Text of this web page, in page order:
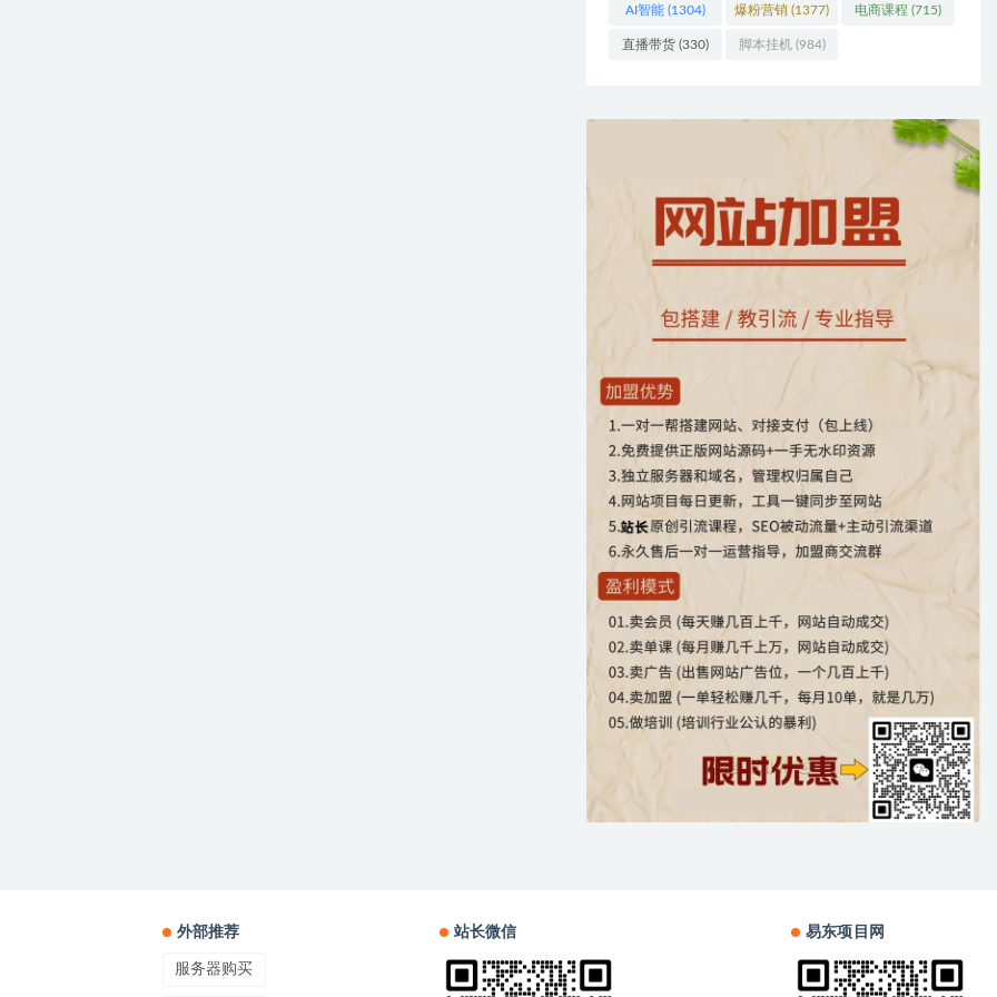
AI智能 (1304) 爆粉营销 (1377) 电商课程 (715)
直播带货 (330) 脚本挂机(984)
外部推荐
服务器购买
站长微信 易东项目网